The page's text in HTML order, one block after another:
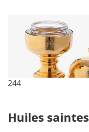
244
Huiles